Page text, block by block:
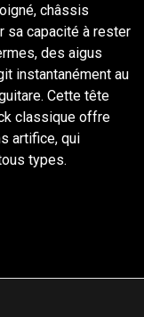
châssis
sa capacité à rester
des aigus
instantanément au
Cette tête
classique offre
artifice, qui
types.